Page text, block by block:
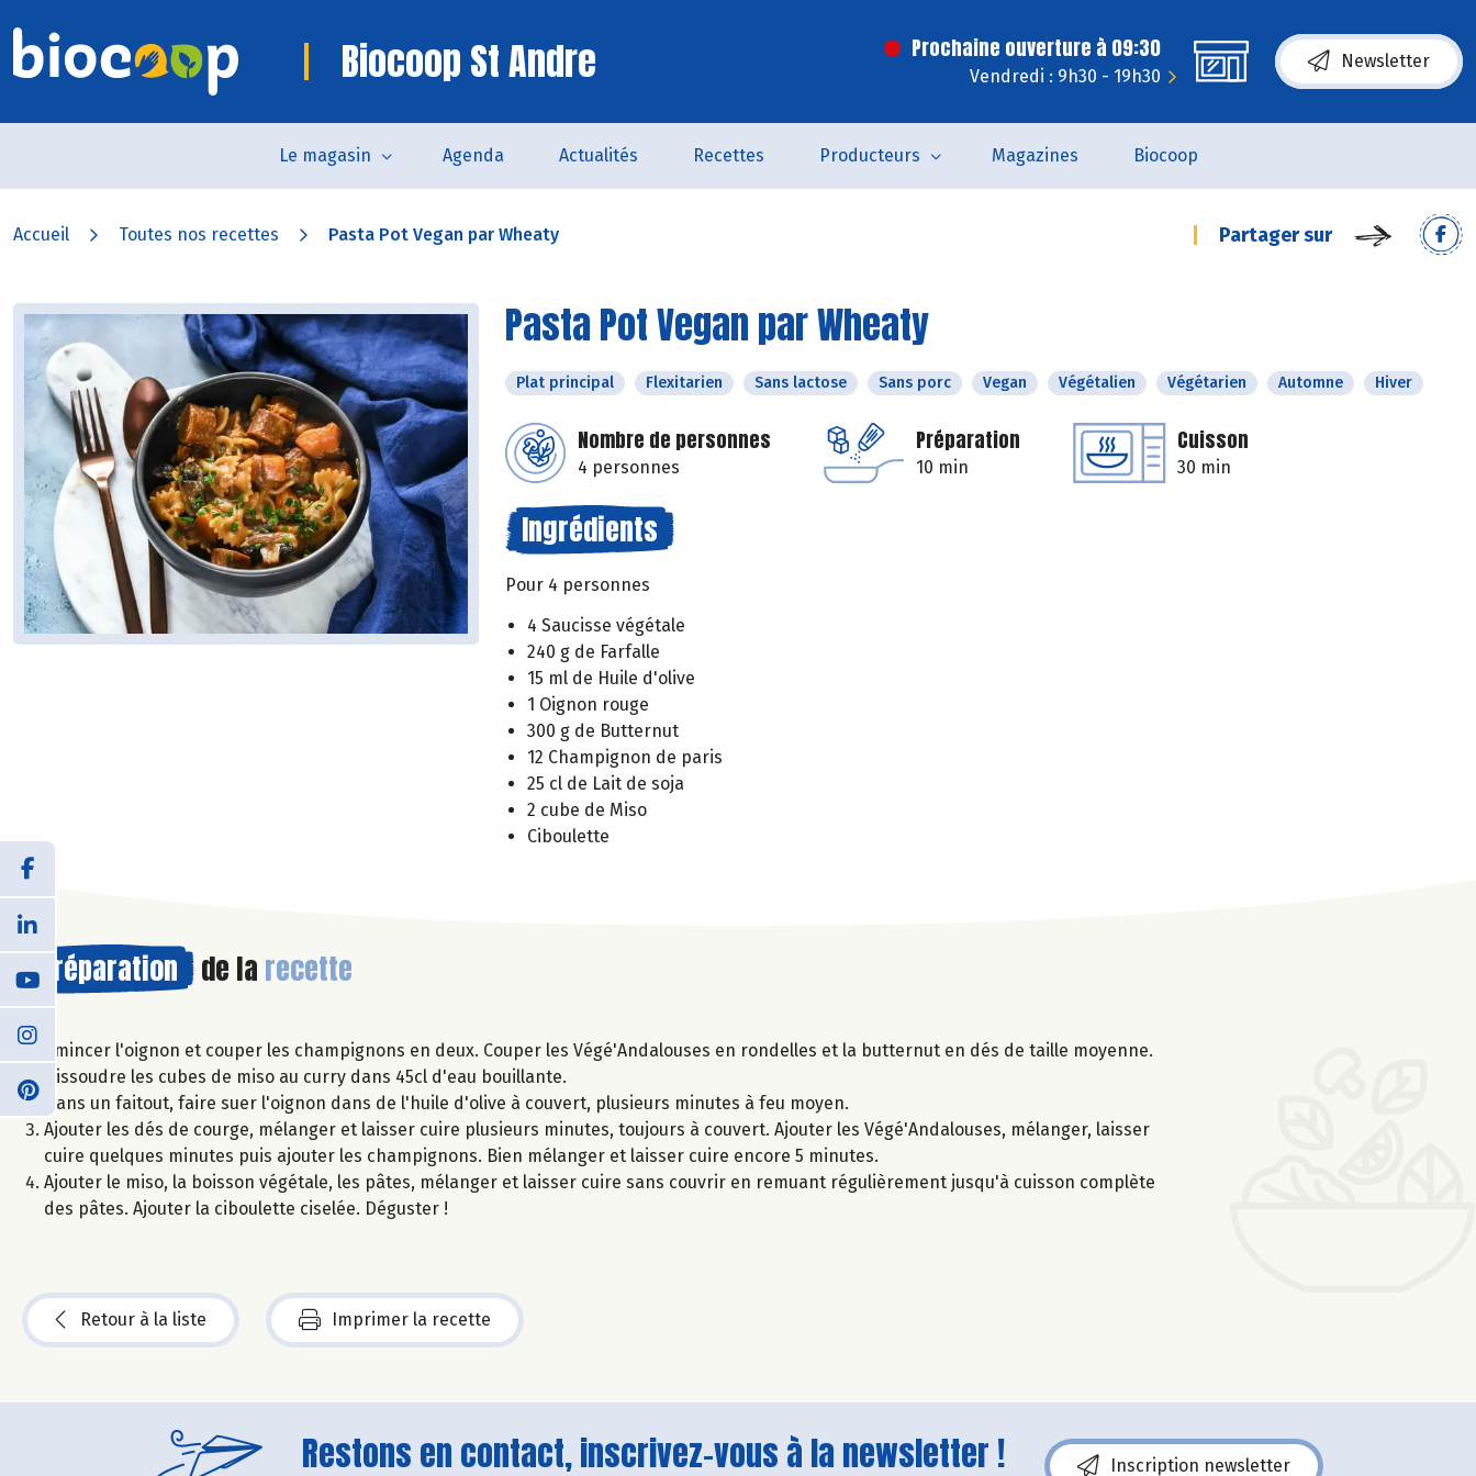
Biocoop St Andre Prochaine ouverture à 09:30
Vendredi : 9h30 - 19h30
Newsletter
Le magasin Agenda Actualités Recettes Producteurs Magazines Biocoop
Accueil Toutes nos recettes Pasta Pot Vegan par Wheaty Partager sur
Pasta Pot Vegan par Wheaty
Plat principal Flexitarien Sans lactose Sans porc Vegan Végétalien Végétarien Automne Hiver
Nombre de personnes
4 personnes
Préparation
10 min
Cuisson
30 min
Ingrédients
Pour 4 personnes
4 Saucisse végétale
240 g de Farfalle
15 ml de Huile d'olive
1 Oignon rouge
300 g de Butternut
12 Champignon de paris
25 cl de Lait de soja
2 cube de Miso
Ciboulette
Préparation de la recette
Émincer l'oignon et couper les champignons en deux. Couper les Végé'Andalouses en rondelles et la butternut en dés de taille moyenne.
Dissoudre les cubes de miso au curry dans 45cl d'eau bouillante.
Dans un faitout, faire suer l'oignon dans de l'huile d'olive à couvert, plusieurs minutes à feu moyen.
Ajouter les dés de courge, mélanger et laisser cuire plusieurs minutes, toujours à couvert. Ajouter les Végé'Andalouses, mélanger, laisser
cuire quelques minutes puis ajouter les champignons. Bien mélanger et laisser cuire encore 5 minutes.
Ajouter le miso, la boisson végétale, les pâtes, mélanger et laisser cuire sans couvrir en remuant régulièrement jusqu'à cuisson complète
des pâtes. Ajouter la ciboulette ciselée. Déguster !
Retour à la liste Imprimer la recette
Restons en contact, inscrivez-vous à la newsletter ! Inscription newsletter